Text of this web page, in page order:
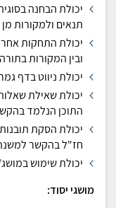
יכולת הבחנה
תנאים ולמקורות
יכולת התחקות
ובין המקורות
יכולת ניווט בדף
יכולת שאילת
התוכן הנלמד
יכולת הסקת
חז"ל בהקשר
יכולת שימוש
מושגי יסוד: